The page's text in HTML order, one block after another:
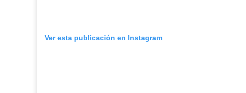
Ver esta publicación en Instagram